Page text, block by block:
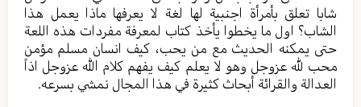
شابا تعلق بأمرأة اجنبية لها لغة لا يعرفها ماذا يعمل هذا
الشاب؟ اول ما يخطوا يأخذ كتاب لمعرفة مفردات هذه اللعة
حتى يمكنه الحديث مع من يحب، كيف انسان مسلم مؤمن
محب لله عزوجل وهو لا يعلم كيف يفهم كلام الله عزوجل اذاً
العدالة والقرائة أبحاث كثيرة في هذا المجال نمشي بسرعه.